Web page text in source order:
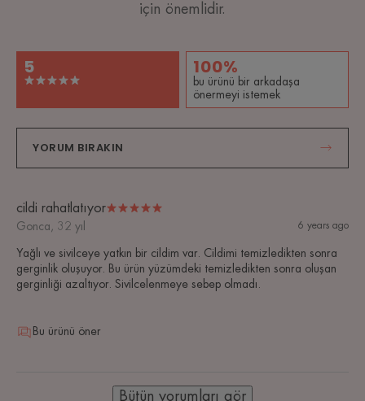
için önemlidir.
5 100%
bu ürünü bir arkadaşa
önermeyi istemek
YORUM BIRAKIN
cildi rahatlatıyor
Gonca, 32 yıl 6 years ago
Yağlı ve sivilceye yatkın bir cildim var. Cildimi temizledikten sonra
gerginlik oluşuyor. Bu ürün yüzümdeki temizledikten sonra oluşan
gerginliği azaltıyor. Sivilcelenmeye sebep olmadı.
Bu ürünü öner
Bütün yorumları gör